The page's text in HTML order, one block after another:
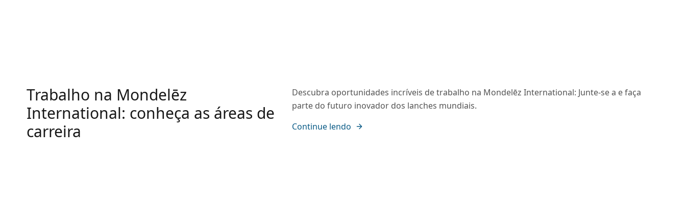
Trabalho na Mondelēz
International: conheça as áreas de
carreira
Descubra oportunidades incríveis de trabalho na Mondelēz International: Junte-se a e faça
parte do futuro inovador dos lanches mundiais.
Continue lendo